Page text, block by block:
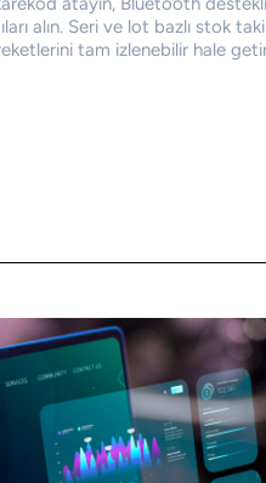
alın. Seri ve lot bazlı stok
tam izlenebilir hale